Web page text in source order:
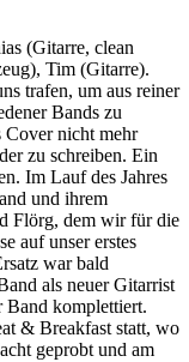
(Gitarre, clean
Tim (Gitarre).
trafen, um aus reiner
Bands zu
Cover nicht mehr
zu schreiben. Ein
Im Lauf des Jahres
und ihrem
Flörg, dem wir für die
auf unser erstes
war bald
als neuer Gitarrist
Band komplettiert.
& Breakfast statt, wo
geprobt und am